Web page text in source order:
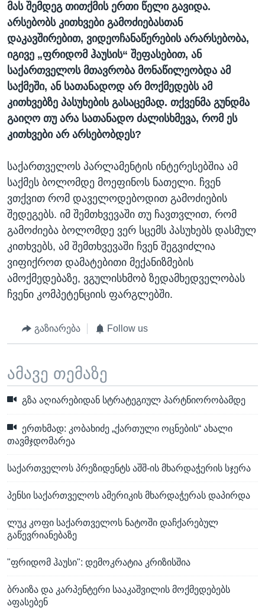
მას შემდეგ თითქმის ერთი წელი გავიდა.
არსებობს კითხვები გამოძიებასთან
დაკავშირებით, ვიდეოჩანაწერების არარსებობა,
იგივე „ფრიდომ ჰაუსის“ შეფასებით, ან
საქართველოს მთავრობა მონაწილეობდა ამ
საქმეში, ან სათანადოდ არ მოქმედებს ამ
კითხვებზე პასუხების გასაცემად. თქვენმა გუნდმა
გაიღო თუ არა სათანადო ძალისხმევა, რომ ეს
კითხვები არ არსებობდეს?
საქართველოს პარლამენტის ინტერესებშია ამ
საქმეს ბოლომდე მოეფინოს ნათელი. ჩვენ
ვთქვით რომ დაველოდებოდით გამოძიების
შედეგებს. იმ შემთხვევაში თუ ჩავთვლით, რომ
გამოძიება ბოლომდე ვერ სცემს პასუხებს დასმულ
კითხვებს, ამ შემთხვევაში ჩვენ შეგვიძლია
ვიფიქროთ დამატებითი მექანიზმების
ამოქმედებაზე, ვგულისხმობ ზედამხედველობას
ჩვენი კომპეტენციის ფარგლებში.
გაზიარება Follow us
ამავე თემაზე
გზა აღიარებიდან სტრატეგიულ პარტნიორობამდე
ერთხმად: კობახიძე „ქართული ოცნების“ ახალი
თავმჯდომარეა
საქართველოს პრეზიდენტს აშშ-ის მხარდაჭერის სჯერა
პენსი საქართველოს ამერიკის მხარდაჭერას დაპირდა
ლუკ კოფი საქართველოს ნატოში დაჩქარებულ
გაწევრიანებაზე
"ფრიდომ ჰაუსი": დემოკრატია კრიზისშია
ბრაიზა და კარპენტერი სააკაშვილის მოქმედებებს
აფასებენ